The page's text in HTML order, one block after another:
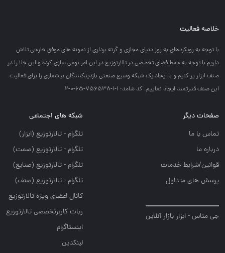
خلاصه فعالیت
با توجه به رويكردهاي به روز دنياي مجازي و گرته برداري از نمونه هاي موفق خارجي تلاش
داريم با توجه به حفظ فضاي تخصصي در تالارتوزيع در اين امر بومي سازي كرده و اين خلا را در
صنف ابزار پر كنيم و با ايجاد يك شبكه وسيع صنعتي بازديدكنندگان بيشماري را براي فعاليت
اين صنف قدرتمند ايجاد نماييم. کد شامد: 1-1-756538-65-0-2
صفحات دیگر
تماس با ما
درباره ما
قوانین/شرایط خدمات
پرسش های متداول
جی متاس - ابزار بازار آنلاین
شبکه های اجتماعی
تلگرام - تالارتوزيع (ابزار)
تلگرام - تالارتوزيع (صمت)
تلگرام - تالارتوزيع (صنايع)
تلگرام - تالارتوزیع (صنف)
کانال اعضای ویژه تالارتوزیع
ربات کاربرتخصصی تالارتوزیع
اینستاگرام
لینکدین